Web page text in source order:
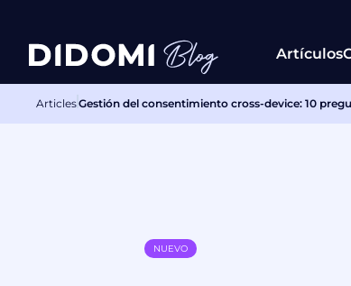
Artículos
ArticlesGestión del consentimiento cross-device: 10
NUEVO